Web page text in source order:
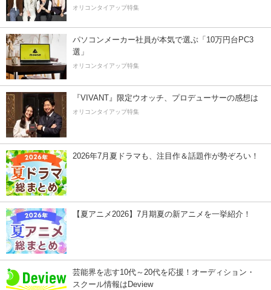
オリコンタイアップ特集
パソコンメーカー社員が本気で選ぶ「10万円台PC3
選」
オリコンタイアップ特集
『VIVANT』限定ウオッチ、プロデューサーの感想は
オリコンタイアップ特集
2026年7月夏ドラマも、注目作＆話題作が勢ぞろい！
【夏アニメ2026】7月期夏の新アニメを一挙紹介！
芸能界を志す10代～20代を応援！オーディション・
スクール情報はDeview